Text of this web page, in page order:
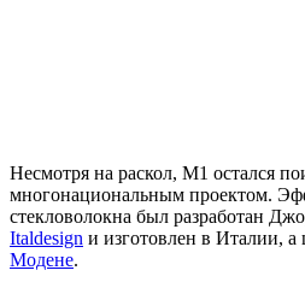
Несмотря на раскол, M1 остался
многонациональным проектом.
стекловолокна был разработан
Italdesign и изготовлен в Италии, а
Модене.